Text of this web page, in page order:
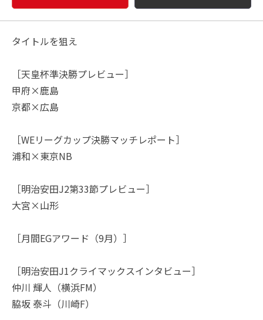
タイトルを狙え
［天皇杯準決勝プレビュー］
甲府×鹿島
京都×広島
［WEリーグカップ決勝マッチレポート］
浦和×東京NB
［明治安田J2第33節プレビュー］
大宮×山形
［月間EGアワード（9月）］
［明治安田J1クライマックスインタビュー］
仲川 輝人（横浜FM）
脇坂 泰斗（川崎F）